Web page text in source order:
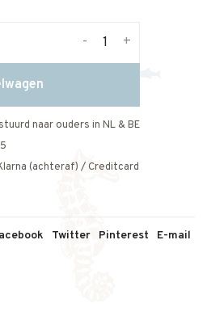
+
-
naar ouders in NL & BE
(achteraf) / Creditcard
Twitter Pinterest E-mail